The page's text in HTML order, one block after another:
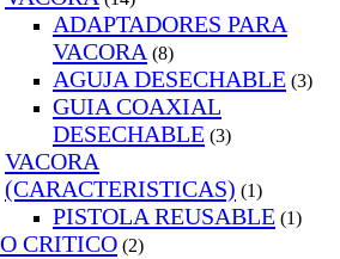
ADAPTADORES PARA
VACORA (8)
AGUJA DESECHABLE (3)
GUIA COAXIAL
DESECHABLE (3)
VACORA
(CARACTERISTICAS) (1)
PISTOLA REUSABLE (1)
CRITICO (2)